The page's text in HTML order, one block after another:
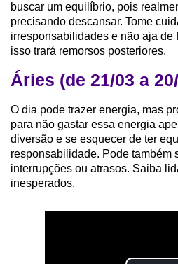
buscar um equilíbrio, pois
precisando descansar. Tome
irresponsabilidades e não aja de
isso trará remorsos posteriores.
Áries (de 21/03 a
O dia pode trazer energia, mas
para não gastar essa energia
diversão e se esquecer de ter
responsabilidade. Pode também
interrupções ou atrasos. Saiba
inesperados.